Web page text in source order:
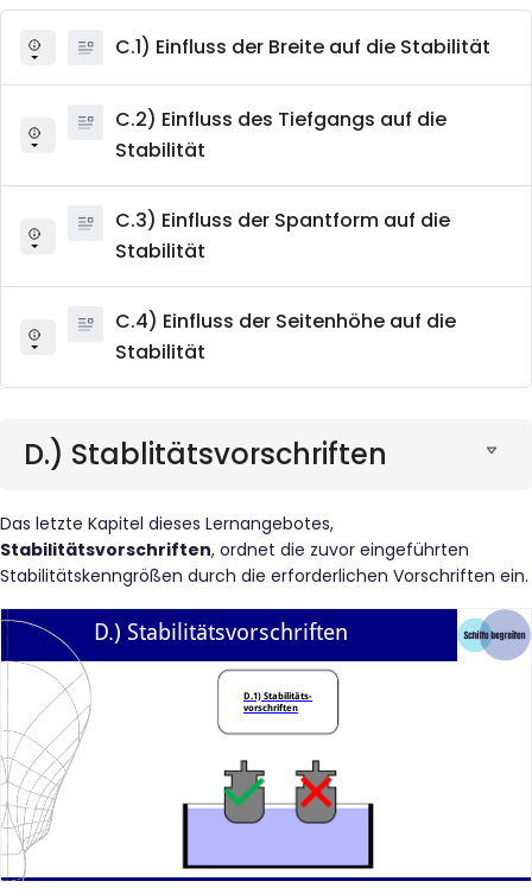
C.1) Einfluss der Breite auf die Stabilität
C.2) Einfluss des Tiefgangs auf die
Stabilität
C.3) Einfluss der Spantform auf die
Stabilität
C.4) Einfluss der Seitenhöhe auf die
Stabilität
D.) Stablitätsvorschriften
Das letzte Kapitel dieses Lernangebotes,
Stabilitätsvorschriften, ordnet die zuvor eingeführten
Stabilitätskenngrößen durch die erforderlichen Vorschriften ein.